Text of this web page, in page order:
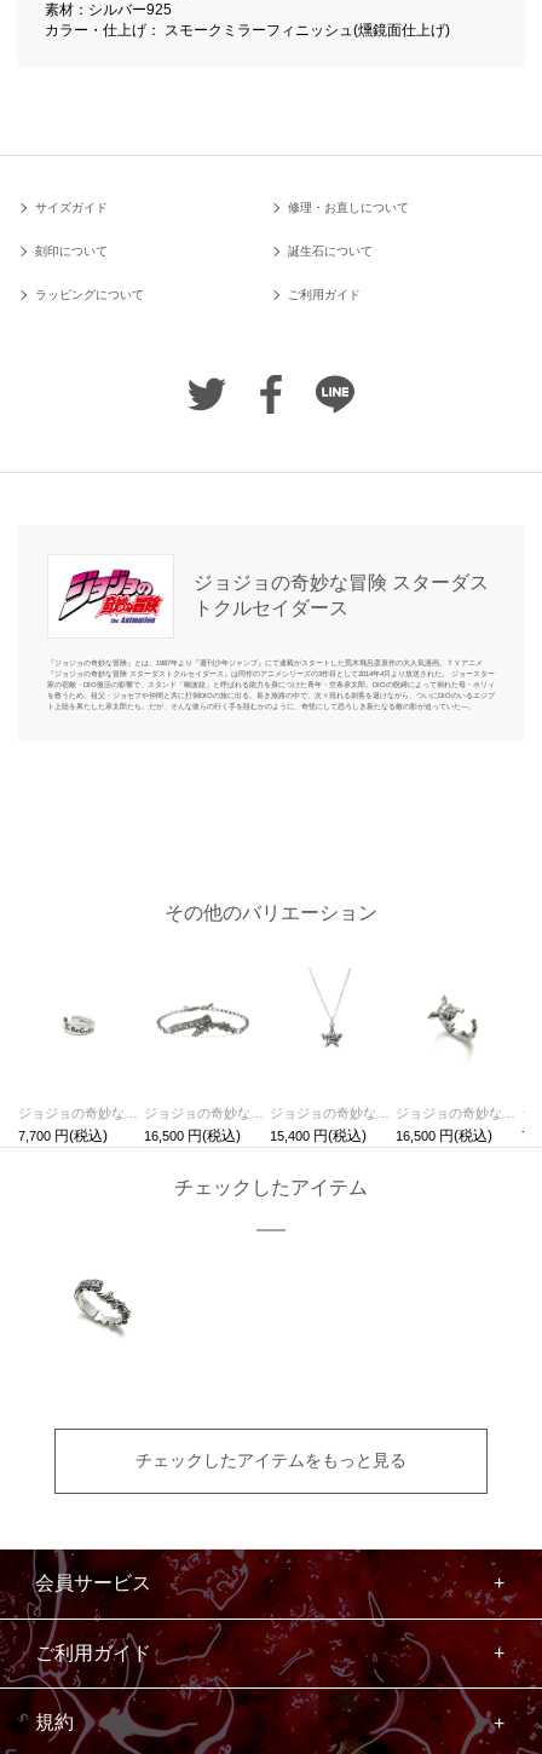
素材：シルバー925
カラー・仕上げ： スモークミラーフィニッシュ(燻鏡面仕上げ)
サイズガイド 修理・お直しについて
刻印について 誕生石について
ラッピングについて ご利用ガイド
ジョジョの奇妙な冒険 スターダス
トクルセイダース
『ジョジョの奇妙な冒険』とは、1987年より『週刊少年ジャンプ』にて連載がスタートした荒木飛呂彦原作の大人気漫画。ＴＶアニメ
『ジョジョの奇妙な冒険 スターダストクルセイダース』は同作のアニメシリーズの3作目として2014年4月より放送された。 ジョースター
家の宿敵・DIO復活の影響で、スタンド「幽波紋」と呼ばれる能力を身につけた青年・空条承太郎。DIOの呪縛によって倒れた母・ホリィ
を救うため、祖父・ジョセフや仲間と共に打倒DIOの旅に出る。長き旅路の中で、次々現れる刺客を退けながら、ついにDIOのいるエジプ
ト上陸を果たした承太郎たち。だが、そんな彼らの行く手を阻むかのように、奇怪にして恐ろしき新たなる敵の影が迫っていた―。
その他のバリエーション
7,700
16,500
15,400
16,500
チェックしたアイテム
チェックしたアイテムをもっと見る
会員サービス
ご利用ガイド
規約